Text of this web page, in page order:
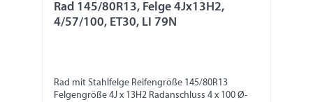
Rad 145/80R13, Felge 4Jx13H2,
4/57/100, ET30, LI 79N
Rad mit Stahlfelge Reifengröße 145/80R13
Felgengröße 4J x 13H2 Radanschluss 4 x 100 Ø-